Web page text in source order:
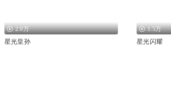
2.9万
星光皇孙
1.5万
星光闪耀